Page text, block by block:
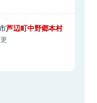
芦辺町中野郷本村